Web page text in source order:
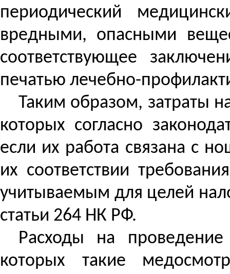
периодический
вредными, опасными
соответствующее
печатью лечебно-
Таким образом, затраты
которых согласно
если их работа связана с
их соответствии
учитываемым для целей
статьи 264 НК РФ.
Расходы на
которых такие